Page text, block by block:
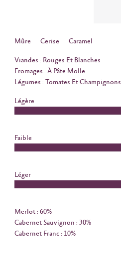
Mûre Cerise Caramel
Viandes : Rouges Et Blanches
Fromages : À Pâte Molle
Légumes : Tomates Et Champignons
Légère
Faible
Léger
Merlot : 60%
Cabernet Sauvignon : 30%
Cabernet Franc : 10%